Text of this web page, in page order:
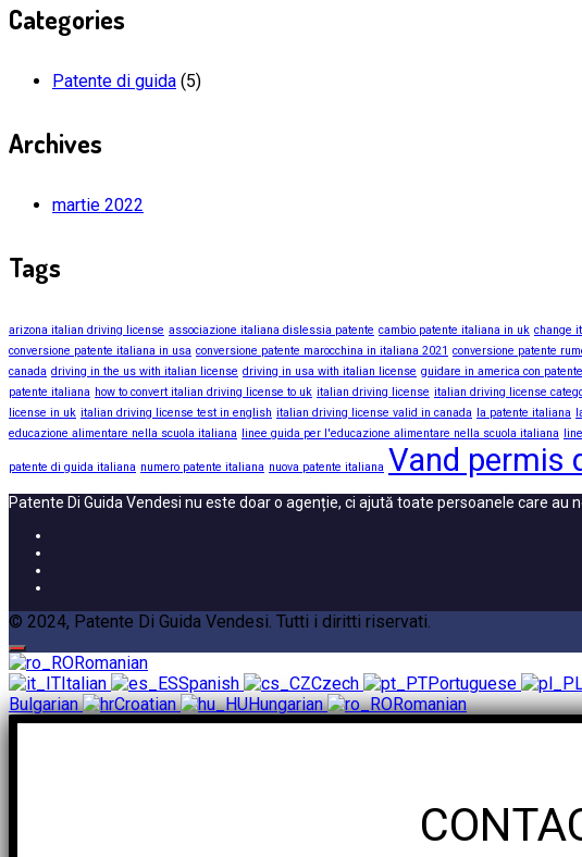
Categories
Patente di guida (5)
Archives
martie 2022
Tags
arizona italian driving license associazione italiana dislessia patente cambio patente italiana in uk change
conversione patente italiana in usa conversione patente marocchina in italiana 2021 conversione patente
canada driving in the us with italian license driving in usa with italian license guidare in america con
patente italiana how to convert italian driving license to uk italian driving license italian driving license
license in uk italian driving license test in english italian driving license valid in canada la patente italiana
educazione alimentare nella scuola italiana
linee guida per l'educazione alimentare nella scuola italiana
patente di guida italiana numero patente italiana nuova patente italiana Vand permis
Patente Di Guida Vendesi nu este doar o agenție, ci ajută toate persoanele care
© 2024, Patente Di Guida Vendesi. Tutti i diritti riservati.
Romanian
Italian
Spanish Czech Portuguese
Bulgarian
Croatian Hungarian Romanian